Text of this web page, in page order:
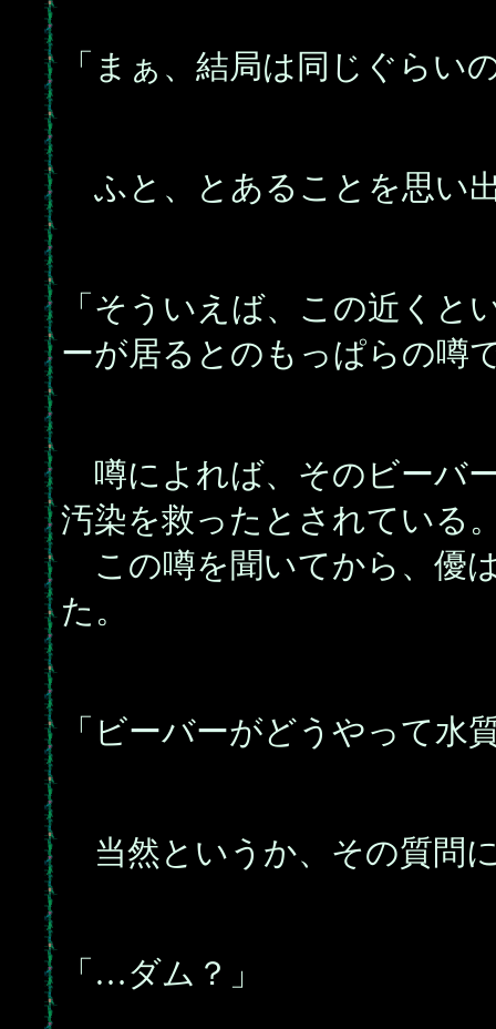
「まぁ、結局は同じぐら
ふと、とあることを思い
「そういえば、この近くと
ーが居るとのもっぱらの噂
噂によれば、そのビーバ
汚染を救ったとされている
この噂を聞いてから、優
た。
「ビーバーがどうやって水
当然というか、その質問
「…ダム？」